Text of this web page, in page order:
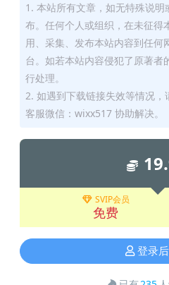
1. 本站所有文章，如无特殊说
布。任何个人或组织，在未征得
用、采集、发布本站内容到任何
台。如若本站内容侵犯了原著者
行处理。
2. 如遇到下载链接失效等情况
客服微信：wixx517 协助解决。
SVIP会员
免费
登录